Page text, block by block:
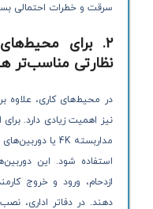
سرقت و خطرات احتمالی
۲. برای
نظارتی مناسب‌تر
در محیط‌های کاری، علاوه
نیز اهمیت زیادی دارد.
استفاده شود. این
ازدحام، ورود و خروج
دهند. در دفاتر اداری،